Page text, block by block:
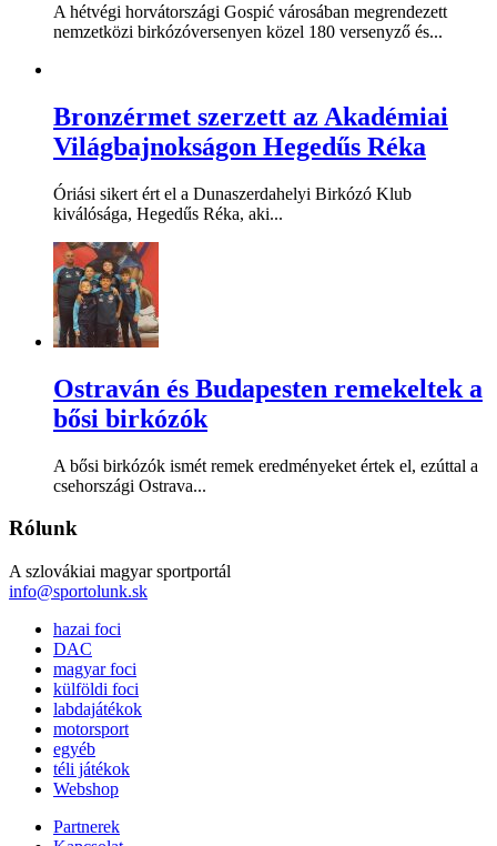
A hétvégi horvátországi Gospić városában megrendezett
nemzetközi birkózóversenyen közel 180 versenyző és...
Bronzérmet szerzett az Akadémiai
Világbajnokságon Hegedűs Réka
Óriási sikert ért el a Dunaszerdahelyi Birkózó Klub
kiválósága, Hegedűs Réka, aki...
Ostraván és Budapesten remekeltek a
bősi birkózók
A bősi birkózók ismét remek eredményeket értek el, ezúttal a
csehországi Ostrava...
Rólunk
A szlovákiai magyar sportportál
info@sportolunk.sk
hazai foci
DAC
magyar foci
külföldi foci
labdajátékok
motorsport
egyéb
téli játékok
Webshop
Partnerek